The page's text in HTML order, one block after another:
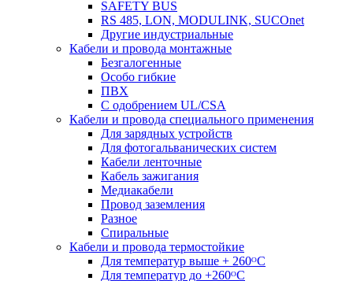
SAFETY BUS
RS 485, LON, MODULINK, SUCOnet
Другие индустриальные
Кабели и провода монтажные
Безгалогенные
Особо гибкие
ПВХ
С одобрением UL/CSA
Кабели и провода специального применения
Для зарядных устройств
Для фотогальванических систем
Кабели ленточные
Кабель зажигания
Медиакабели
Провод заземления
Разное
Спиральные
Кабели и провода термостойкие
Для температур выше + 260ᴼС
Для температур до +260ᴼС